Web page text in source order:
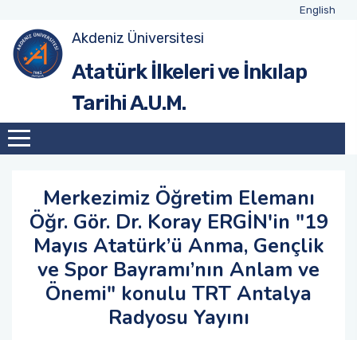
English
Akdeniz Üniversitesi
Atatürk İlkeleri ve İnkılap
Tarihi A.U.M.
Merkezimiz Öğretim Elemanı
Öğr. Gör. Dr. Koray ERGİN'in "19
Mayıs Atatürk’ü Anma, Gençlik
ve Spor Bayramı’nın Anlam ve
Önemi" konulu TRT Antalya
Radyosu Yayını
Tarihçe
Merkez Yönetimi
Merkez Yönetim Kurulu
Akademik Kadro
Emekli Öğretim Kadrosu